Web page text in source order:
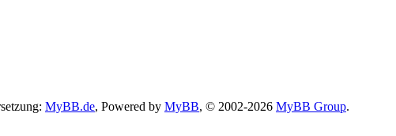
MyBB.de, Powered by MyBB, © 2002-2026 MyBB Group.